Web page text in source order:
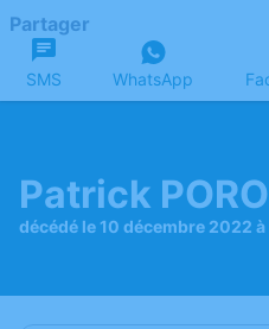
Partager
SMS WhatsApp
Patrick
décédé le 10 décembre 2022